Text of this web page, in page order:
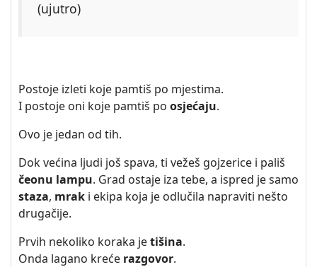
(ujutro)
Postoje izleti koje pamtiš po mjestima.
I postoje oni koje pamtiš po osjećaju.
Ovo je jedan od tih.
Dok većina ljudi još spava, ti vežeš gojzerice i pališ
čeonu lampu. Grad ostaje iza tebe, a ispred je samo
staza, mrak i ekipa koja je odlučila napraviti nešto
drugačije.
Prvih nekoliko koraka jetišina.
Onda lagano kreće razgovor.